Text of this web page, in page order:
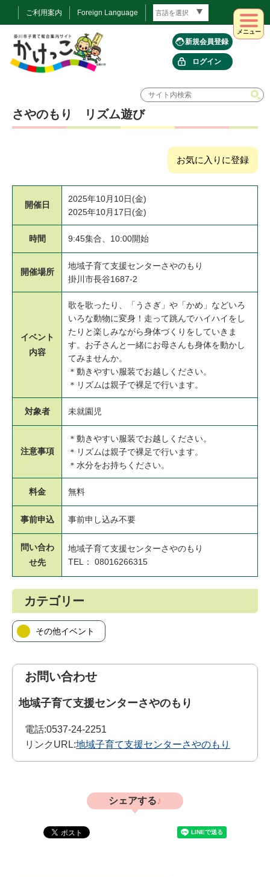
ご利用案内 Foreign Language
新規会員登録
ログイン
メニュー
さやのもり リズム遊び
お気に入りに登録
開催日
2025年10月10日(金)
2025年10月17日(金)
時間 9:45集合、10:00開始
開催場所
地域子育て支援センターさやのもり
掛川市長谷1687-2
イベント
内容
歌を歌ったり、「うさぎ」や「かめ」などいろ
いろな動物に変身！走って跳んでハイハイをし
たりと楽しみながら身体づくりをしていきま
す。お子さんと一緒にお母さんも身体を動かし
てみませんか。
＊動きやすい服装でお越しください。
＊リズムは親子で裸足で行います。
対象者 未就園児
注意事項
＊動きやすい服装でお越しください。
＊リズムは親子で裸足で行います。
＊水分をお持ちください。
料金 無料
事前申込 事前申し込み不要
問い合わ
せ先
地域子育て支援センターさやのもり
TEL： 08016266315
カテゴリー
その他イベント
お問い合わせ
地域子育て支援センターさやのもり
電話:0537-24-2251
リンクURL:地域子育て支援センターさやのもり
シェアする